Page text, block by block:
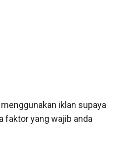
iklan supaya
faktor yang wajib anda